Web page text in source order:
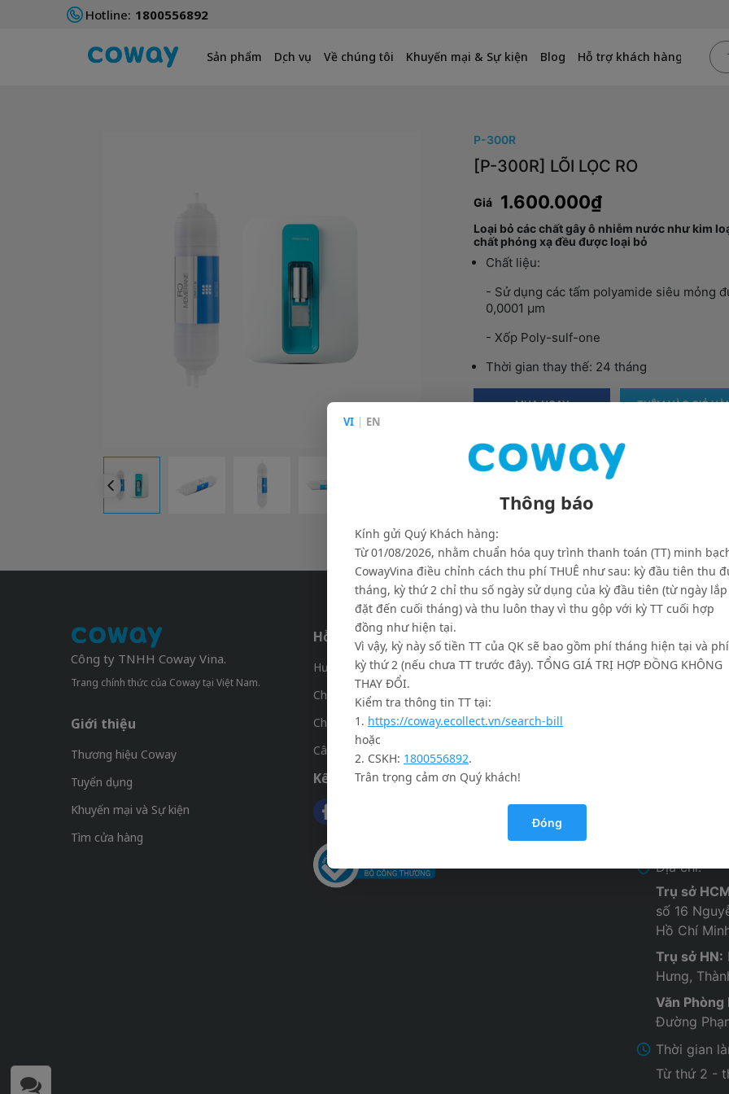
Hotline: 1800556892
Sản phẩm Dịch vụ Về chúng tôi Khuyến mại & Sự kiện Blog Hỗ trợ khách hàng
P-300R
[P-300R] LÕI LỌC RO
Giá 1.600.000₫
Loại bỏ các chất gây ô nhiễm nước như kim
chất phóng xạ đều được loại bỏ
Chất liệu:
- Sử dụng các tấm polyamide siêu mỏng
0,0001 µm
- Xốp Poly-sulf-one
Thời gian thay thế: 24 tháng
MUA NGAY THÊM VÀO GIỎ
Công ty TNHH Coway Vina.
Trang chính thức của Coway tại Việt Nam.
Giới thiệu
Thương hiệu Coway
Tuyển dụng
Khuyến mại và Sự kiện
Tìm cửa hàng
Hỗ trợ khách hàng
Hướng dẫn mua hàng & thanh toán
Chính sách Giao hàng và Đổi trả
Chính Sách Bảo Hành
Câu hỏi thường gặp
Kết nối với chúng tôi
Thông tin liên
1800 556 892
Chăm sóc
Địa chỉ:
Trụ sở
số 16
Hồ Chí
Trụ sở HN:
Hưng,
Văn Phòng
Đường
Thời gian
Từ thứ 2 -
VI | EN
Thông báo
Kính gửi Quý Khách hàng:
Từ 01/08/2026, nhằm chuẩn hóa quy trình thanh toán (TT) minh
CowayVina điều chỉnh cách thu phí THUÊ như sau: kỳ đầu tiên thu
tháng, kỳ thứ 2 chỉ thu số ngày sử dụng của kỳ đầu tiên (từ ngày lắp
đặt đến cuối tháng) và thu luôn thay vì thu gộp với kỳ TT cuối hợp
đồng như hiện tại.
Vì vậy, kỳ này số tiền TT của QK sẽ bao gồm phí tháng hiện tại và phí
kỳ thứ 2 (nếu chưa TT trước đây). TỔNG GIÁ TRỊ HỢP ĐỒNG KHÔNG
THAY ĐỔI.
Kiểm tra thông tin TT tại:
1. https://coway.ecollect.vn/search-bill
hoặc
2. CSKH: 1800556892.
Trân trọng cảm ơn Quý khách!
Đóng